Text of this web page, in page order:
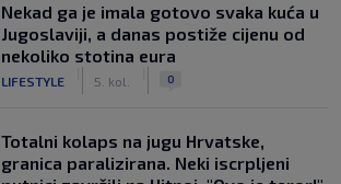
Nekad ga je imala gotovo svaka kuća u
Jugoslaviji, a danas postiže cijenu od
nekoliko stotina eura
LIFESTYLE 5. kol. 0
Totalni kolaps na jugu Hrvatske,
granica paralizirana. Neki iscrpljeni